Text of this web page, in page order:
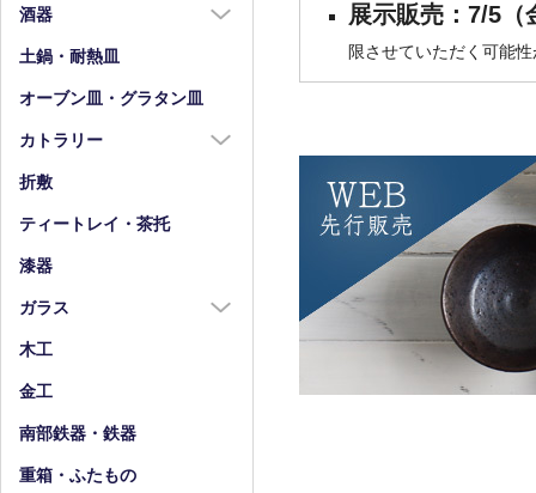
展示販売：7/5
限させていただく可能
酒器
酒器全商品
徳利
土鍋・耐熱皿
オーブン皿・グラタン皿
カトラリー
カトラリー全商品
箸
箸置
折敷
ティートレイ・茶托
漆器
ガラス
ガラス全商品
グラス
ガラス皿
木工
金工
南部鉄器・鉄器
重箱・ふたもの